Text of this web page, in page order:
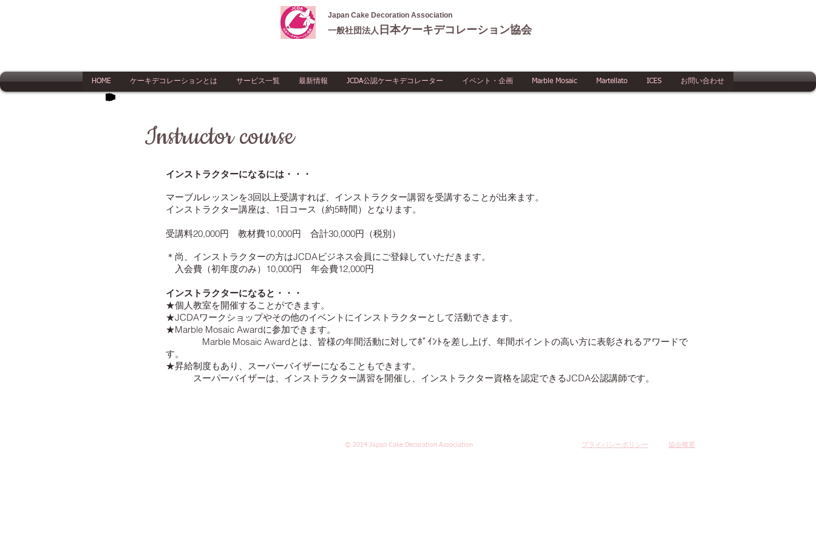
Japan Cake Decoration Association
一般社団法人 日本ケーキデコレーション協会
HOME ケーキデコレーションとは サービス一覧 最新情報 JCDA公認ケーキデコレーター イベント・企画 Marble Mosaic Martellato ICES お問い合わせ
​Instructor course
インストラクターになるには・・・
マーブルレッスンを3回以上受講すれば、インストラクター講習を受講することが出来ます。
インストラクター講座は、1日コース（約5時間）となります。
受講料20,000円 教材費10,000円 合計30,000円（税別）
＊尚、インストラクターの方はJCDAビジネス会員にご登録していただきます。
入会費（初年度のみ）10,000円 年会費12,000円
インストラクターになると・・・
★個人教室を開催することができます。
★JCDAワークショップやその他のイベントにインストラクターとして活動できます。
★Marble Mosaic Awardに参加できます。
Marble Mosaic Awardとは、皆様の年間活動に対してﾎﾟｲﾝﾄを差し上げ、年間ポイントの高い方に表彰されるアワードで
す。
★昇給制度もあり、スーパーバイザーになることもできます。
スーパーバイザーは、インストラクター講習を開催し、インストラクター資格を認定できるJCDA公認講師です。
© 2014 Japan Cake Decoration Association プライバシーポリシー 協会概要